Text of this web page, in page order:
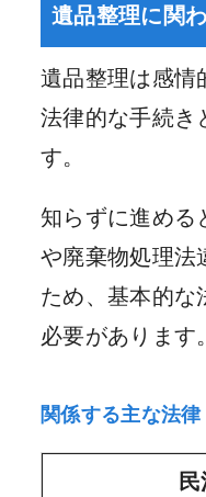
遺品整理に関
遺品整理は感情
法律的な手続き
す。
知らずに進める
や廃棄物処理法
ため、基本的な
必要があります。
関係する主な法律